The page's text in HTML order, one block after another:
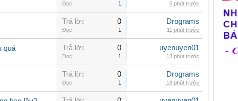
Đọc: 1 5 phút trước
Trả lời: 0
Đọc: 1
Drograms
11 phút trước
quả Trả lời: 0
Đọc: 1
uyenuyen01
13 phút trước
Trả lời: 0
Đọc: 1
Drograms
18 phút trước